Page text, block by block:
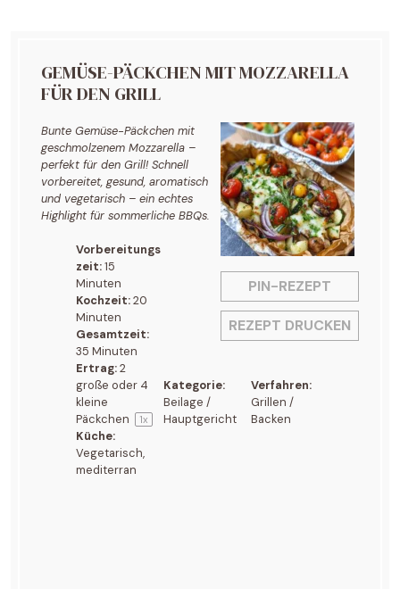
GEMÜSE-PÄCKCHEN MIT MOZZARELLA
FÜR DEN GRILL
PIN-REZEPT
REZEPT DRUCKEN
Bunte Gemüse-Päckchen mit
geschmolzenem Mozzarella –
perfekt für den Grill! Schnell
vorbereitet, gesund, aromatisch
und vegetarisch – ein echtes
Highlight für sommerliche BBQs.
Vorbereitungs
zeit:15
Minuten
Kochzeit:20
Minuten
Gesamtzeit:
35 Minuten
Ertrag:2
große oder 4
kleine
Päckchen
1x
Kategorie:
Beilage /
Hauptgericht
Verfahren:
Grillen /
Backen
Küche:
Vegetarisch,
mediterran